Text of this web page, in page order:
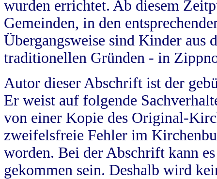
wurden errichtet. Ab diesem
Gemeinden, in den
Übergangsweise sind Kinder aus
traditionellen Gründen - in
Autor dieser Abschrift ist der
Er weist auf folgende
von einer Kopie des Original-
zweifelsfreie Fehler im
worden. Bei der Abschrift kann
gekommen sein. Deshalb wird